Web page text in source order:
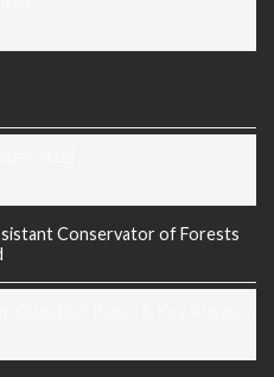
Conservator of Forests